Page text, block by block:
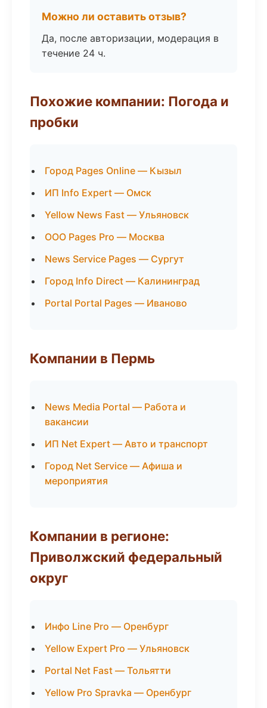
Можно ли оставить отзыв?
Да, после авторизации, модерация в
течение 24 ч.
Похожие компании: Погода и
пробки
Город Pages Online — Кызыл
ИП Info Expert — Омск
Yellow News Fast — Ульяновск
ООО Pages Pro — Москва
News Service Pages — Сургут
Город Info Direct — Калининград
Portal Portal Pages — Иваново
Компании в Пермь
News Media Portal — Работа и
вакансии
ИП Net Expert — Авто и транспорт
Город Net Service — Афиша и
мероприятия
Компании в регионе:
Приволжский федеральный
округ
Инфо Line Pro — Оренбург
Yellow Expert Pro — Ульяновск
Portal Net Fast — Тольятти
Yellow Pro Spravka — Оренбург